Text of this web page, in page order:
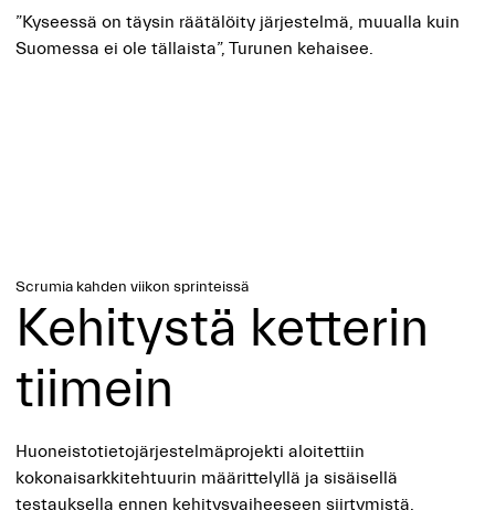
”Kyseessä on täysin räätälöity järjestelmä, muualla kuin
Suomessa ei ole tällaista”, Turunen kehaisee.
Scrumia kahden viikon sprinteissä
Kehitystä ketterin
tiimein
Huoneistotietojärjestelmäprojekti aloitettiin
kokonaisarkkitehtuurin määrittelyllä ja sisäisellä
testauksella ennen kehitysvaiheeseen siirtymistä.